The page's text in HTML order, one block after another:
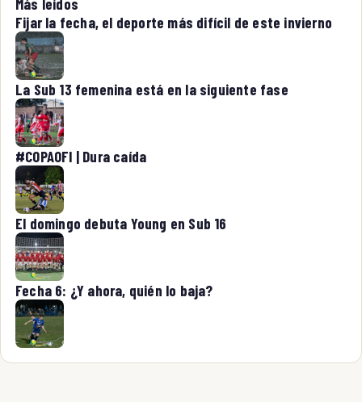
Fijar la fecha, el deporte más difícil de este invierno
La Sub 13 femenina está en la siguiente fase
#COPAOFI | Dura caída
El domingo debuta Young en Sub 16
Fecha 6: ¿Y ahora, quién lo baja?